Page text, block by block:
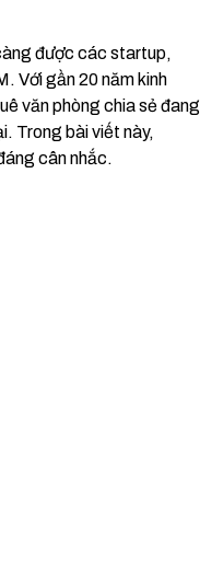
được các startup,
Với gần 20 năm kinh
văn phòng chia sẻ đang
Trong bài viết này,
cân nhắc.